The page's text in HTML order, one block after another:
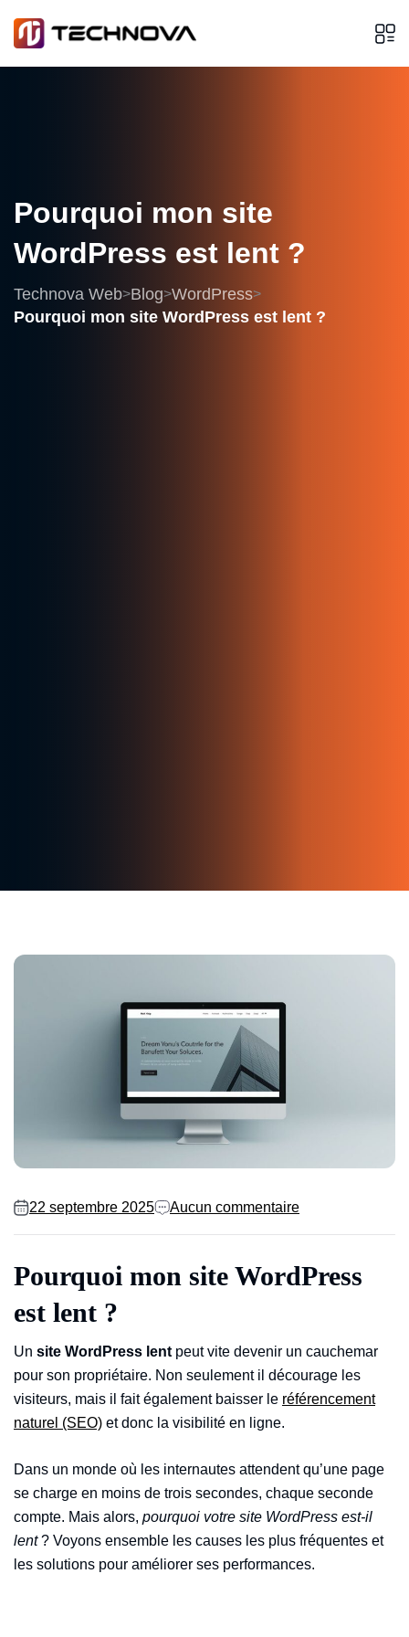
Pourquoi mon site
WordPress est lent ?
Technova Web>Blog>WordPress>
Pourquoi mon site WordPress est lent ?
22 septembre 2025 Aucun commentaire
Pourquoi mon site WordPress
est lent ?
Un site WordPress lent peut vite devenir un cauchemar
pour son propriétaire. Non seulement il décourage les
visiteurs, mais il fait également baisser le référencement
naturel (SEO) et donc la visibilité en ligne.
Dans un monde où les internautes attendent qu’une page
se charge en moins de trois secondes, chaque seconde
compte. Mais alors, pourquoi votre site WordPress est-il
lent? Voyons ensemble les causes les plus fréquentes et
les solutions pour améliorer ses performances.